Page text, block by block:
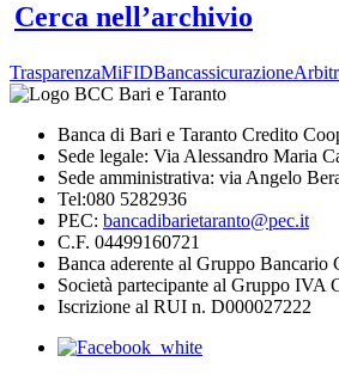
Cerca nell’archivio
TrasparenzaMiFIDBancassicurazione
Banca di Bari e Taranto Credito
Sede legale: Via Alessandro Maria
Sede amministrativa: via Angelo
Tel:080 5282936
PEC: bancadibarietaranto@pec.it
C.F. 04499160721
Banca aderente al Gruppo Bancario
Società partecipante al Gruppo IVA
Iscrizione al RUI n. D000027222